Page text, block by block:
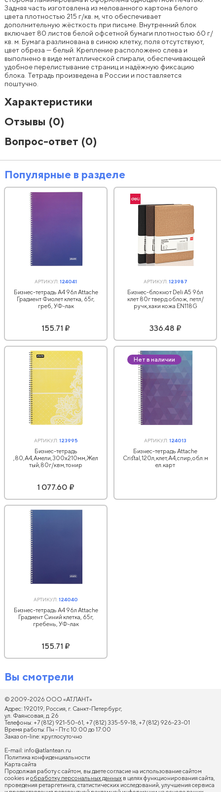
Задняя часть изготовлена из мелованного картона белого
цвета плотностью 215 г/кв. м, что обеспечивает
дополнительную жёсткость при письме. Внутренний блок
включает 80 листов белой офсетной бумаги плотностью 60 г/
кв. м. Бумага разлинована в синюю клетку, поля отсутствуют,
цвет обреза — белый. Крепление расположено слева и
выполнено в виде металлической спирали, обеспечивающей
удобное перелистывание страниц и надёжную фиксацию
блока. Тетрадь произведена в России и поставляется
поштучно.
Характеристики
Отзывы (0)
Вопрос-ответ (0)
Популярные в разделе
АРТИКУЛ:124041
Бизнес-тетрадь А4 96л Attache
Градиент Фиолет клетка, 65г,
греб, УФ-лак
155.71 ₽
АРТИКУЛ:123987
Бизнес-блокнот Deli А5 96л
клет 80г тверд.облож, петл/
ручк,хаки кожа EN118G
336.48 ₽
АРТИКУЛ:123995
Бизнес-тетрадь
,80,А4,Амели,300х210мм,Жел
тый,80г/квм,тонир
1 077.60 ₽
Нет в наличии
АРТИКУЛ:124013
Бизнес-тетрадь Attache
Cristal,120л,клет,А4,спир,обл.м
ел.карт
АРТИКУЛ:124040
Бизнес-тетрадь А4 96л Attache
Градиент Синий клетка, 65г,
гребень, УФ-лак
155.71 ₽
Вы смотрели
© 2009-2026 ООО «АТЛАНТ»
Адрес: 192019, Россия, г. Санкт-Петербург,
ул. Фаянсовая, д. 26
Телефоны: +7 (812) 921-50-61, +7 (812) 335-59-18, +7 (812) 926-23-01
Время работы: Пн - Пт с 10:00 до 17:00
Заказ on-line: круглосуточно
E-mail: info@atlantean.ru
Политика конфиденциальности
Карта сайта
Продолжая работу с сайтом, вы даете согласие на использование сайтом
cookies и обработку персональных данных в целях функционирования сайта,
проведения ретаргетинга, статистических исследований, улучшения сервиса